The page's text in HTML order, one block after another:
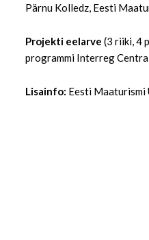
Pärnu Kolledz, Eesti
Projekti eelarve (3 riiki, 4
programmi Interreg
Lisainfo: Eesti Maaturismi